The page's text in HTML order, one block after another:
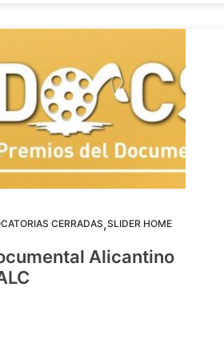
CERRADAS,SLIDER HOME
Alicantino